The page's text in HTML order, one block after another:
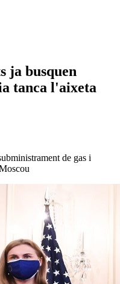
ja busquen
tanca l'aixeta
de gas i